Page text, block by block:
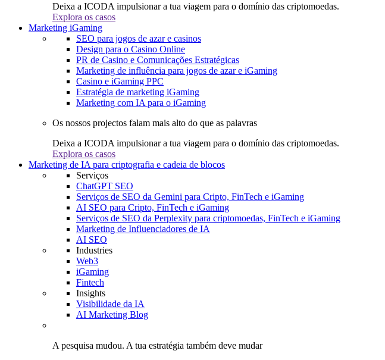
Deixa a ICODA impulsionar a tua viagem para o domínio das criptomoedas.
Explora os casos
Marketing iGaming
SEO para jogos de azar e casinos
Design para o Casino Online
PR de Casino e Comunicações Estratégicas
Marketing de influência para jogos de azar e iGaming
Casino e iGaming PPC
Estratégia de marketing iGaming
Marketing com IA para o iGaming
Os nossos projectos falam mais alto do que as palavras
Deixa a ICODA impulsionar a tua viagem para o domínio das criptomoedas.
Explora os casos
Marketing de IA para criptografia e cadeia de blocos
Serviços
ChatGPT SEO
Serviços de SEO da Gemini para Cripto, FinTech e iGaming
AI SEO para Cripto, FinTech e iGaming
Serviços de SEO da Perplexity para criptomoedas, FinTech e iGaming
Marketing de Influenciadores de IA
AI SEO
Industries
Web3
iGaming
Fintech
Insights
Visibilidade da IA
AI Marketing Blog
A pesquisa mudou. A tua estratégia também deve mudar